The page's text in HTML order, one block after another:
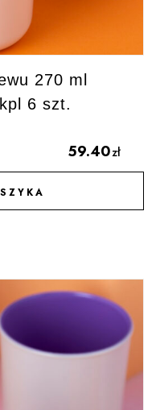
270 ml
6 szt.
59.40zł